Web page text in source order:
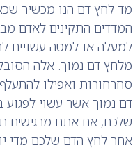
מד לחץ דם הנו מכשיר
למעלה או למטה עשויים
מלחץ דם נמוך. אלה
סחרחורות ואפילו
דם נמוך אשר עשוי
שלכם, אם אתם מרגישים
אחר לחץ הדם שלכם מדי